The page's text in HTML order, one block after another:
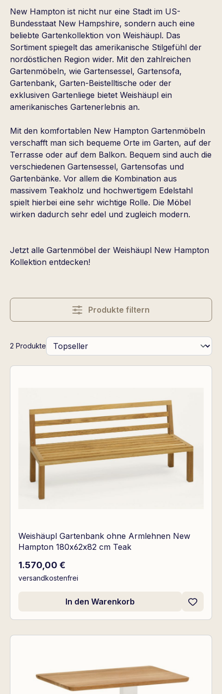
New Hampton ist nicht nur eine Stadt im US-
Bundesstaat New Hampshire, sondern auch eine
beliebte Gartenkollektion von Weishäupl. Das
Sortiment spiegelt das amerikanische Stilgefühl der
nordöstlichen Region wider. Mit den zahlreichen
Gartenmöbeln, wie Gartensessel, Gartensofa,
Gartenbank, Garten-Beistelltische oder der
exklusiven Gartenliege bietet Weishäupl ein
amerikanisches Gartenerlebnis an.
Mit den komfortablen New Hampton Gartenmöbeln
verschafft man sich bequeme Orte im Garten, auf der
Terrasse oder auf dem Balkon. Bequem sind auch die
verschiedenen Gartensessel, Gartensofas und
Gartenbänke. Vor allem die Kombination aus
massivem Teakholz und hochwertigem Edelstahl
spielt hierbei eine sehr wichtige Rolle. Die Möbel
wirken dadurch sehr edel und zugleich modern.
Jetzt alle Gartenmöbel der Weishäupl New Hampton
Kollektion entdecken!
Produkte filtern
2 Produkte
Weishäupl Gartenbank ohne Armlehnen New
Hampton 180x62x82 cm Teak
Regulärer Preis:
1.570,00 €
versandkostenfrei
In den Warenkorb